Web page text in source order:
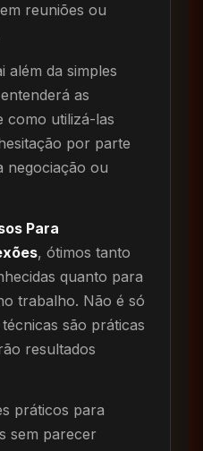
reuniões ou
além da simples
as
como utilizá-las
por parte
negociação ou
Para
, ótimos tanto
quanto para
trabalho. Não é só
são práticas
resultados
práticos para
sem parecer